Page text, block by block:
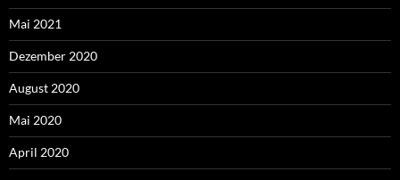
Mai 2021
Dezember 2020
August 2020
Mai 2020
April 2020